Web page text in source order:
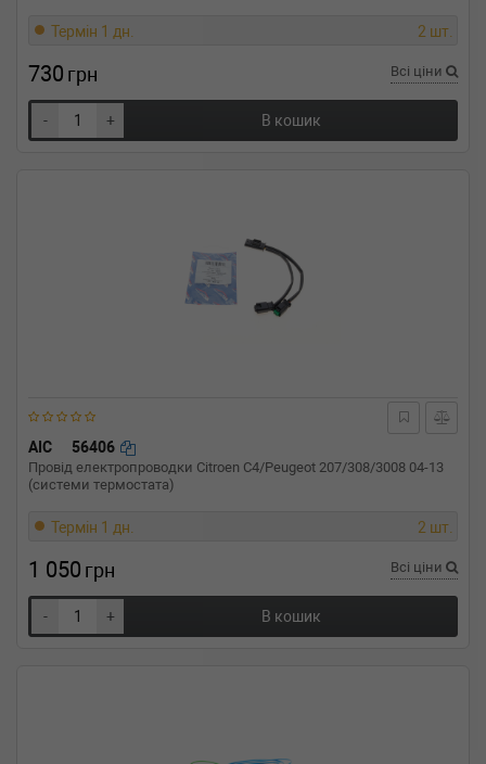
Термін 1 дн. 2 шт.
730 грн Всі ціни
- + В кошик
AIC 56406
Провід електропроводки Citroen C4/Peugeot 207/308/3008 04-13
(системи термостата)
Термін 1 дн. 2 шт.
1 050 грн Всі ціни
- + В кошик